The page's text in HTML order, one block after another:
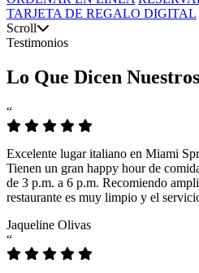
TARJETA DE REGALO DIGITAL
Scroll
Testimonios
Lo Que Dicen
“
Excelente lugar italiano en Miami
Tienen un gran happy hour de
de 3 p.m. a 6 p.m. Recomiendo
restaurante es muy limpio y el
Jaqueline Olivas
“